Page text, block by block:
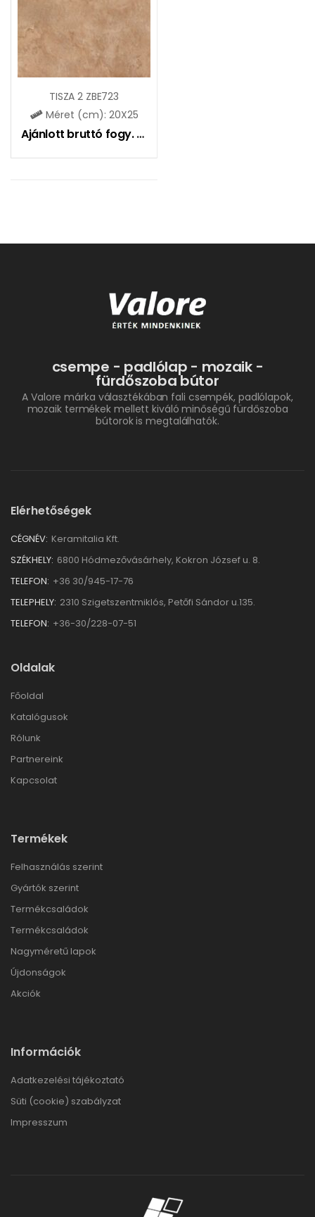
TISZA 2 ZBE723
Méret (cm): 20X25
Ajánlott bruttó fogy. ár:
csempe - padlólap - mozaik -
fürdőszoba bútor
A Valore márka választékában fali csempék, padlólapok,
mozaik termékek mellett kiváló minőségű fürdőszoba
bútorok is megtalálhatók.
Elérhetőségek
CÉGNÉV: Keramitalia Kft.
SZÉKHELY: 6800 Hódmezővásárhely, Kokron József u. 8.
TELEFON: +36 30/945-17-76
TELEPHELY: 2310 Szigetszentmiklós, Petőfi Sándor u.135.
TELEFON: +36-30/228-07-51
Oldalak
Főoldal
Katalógusok
Rólunk
Partnereink
Kapcsolat
Termékek
Felhasználás szerint
Gyártók szerint
Termékcsaládok
Termékcsaládok
Nagyméretű lapok
Újdonságok
Akciók
Információk
Adatkezelési tájékoztató
Süti (cookie) szabályzat
Impresszum